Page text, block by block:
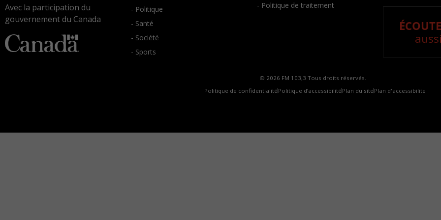
Avec la participation du
gouvernement du Canada
- Politique
- Santé
- Société
- Sports
- Politique de traitement
© 2026 FM 103,3 Tous droits réservés.
Politique de confidentialité Politique d’accessibilité Plan du site Plan d'accessibilite